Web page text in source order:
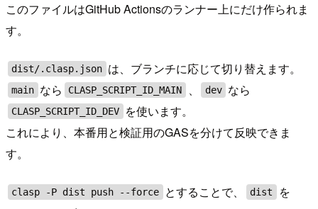
このファイルはGitHub Actionsのランナー上にだけ作られま
す。
dist/.clasp.json は、ブランチに応じて切り替えます。
main なら CLASP_SCRIPT_ID_MAIN 、 dev なら
CLASP_SCRIPT_ID_DEV
を使います。
これにより、本番用と検証用のGASを分けて反映できま
す。
clasp -P dist push --force とすることで、 dist
を